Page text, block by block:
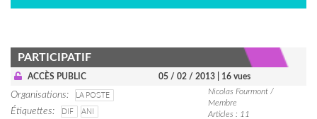
PARTICIPATIF
ACCÈS PUBLIC 05 / 02 / 2013 | 16 vues
Organisations
LA POSTE
Étiquettes
DIF
ANI
Nicolas Fourmont /
Membre
Articles : 11